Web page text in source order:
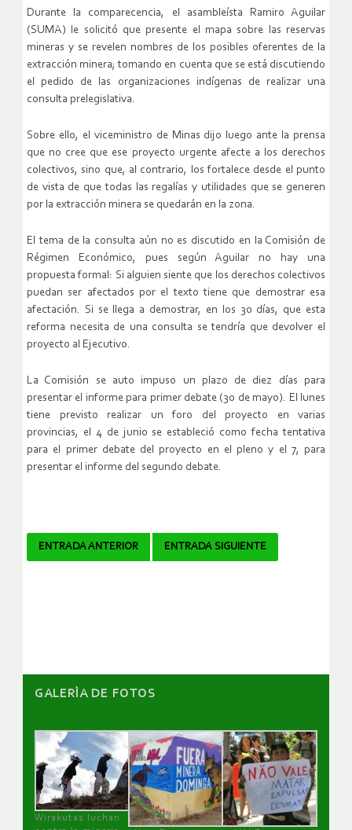
Durante la comparecencia, el asambleísta Ramiro Aguilar
(SUMA) le solicitó que presente el mapa sobre las reservas
mineras y se revelen nombres de los posibles oferentes de la
extracción minera; tomando en cuenta que se está discutiendo
el pedido de las organizaciones indígenas de realizar una
consulta prelegislativa.
Sobre ello, el viceministro de Minas dijo luego ante la prensa
que no cree que ese proyecto urgente afecte a los derechos
colectivos, sino que, al contrario, los fortalece desde el punto
de vista de que todas las regalías y utilidades que se generen
por la extracción minera se quedarán en la zona.
El tema de la consulta aún no es discutido en la Comisión de
Régimen Económico, pues según Aguilar no hay una
propuesta formal: Si alguien siente que los derechos colectivos
puedan ser afectados por el texto tiene que demostrar esa
afectación. Si se llega a demostrar, en los 30 días, que esta
reforma necesita de una consulta se tendría que devolver el
proyecto al Ejecutivo.
La Comisión se auto impuso un plazo de diez días para
presentar el informe para primer debate (30 de mayo). El lunes
tiene previsto realizar un foro del proyecto en varias
provincias, el 4 de junio se estableció como fecha tentativa
para el primer debate del proyecto en el pleno y el 7, para
presentar el informe del segundo debate.
Navegador
ENTRADA ANTERIOR ENTRADA SIGUIENTE
GALERÌA DE FOTOS
Wirakutas luchan